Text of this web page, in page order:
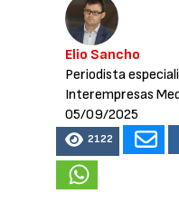
Elio Sancho
Periodista
Interempresas
05/09/2025
2122